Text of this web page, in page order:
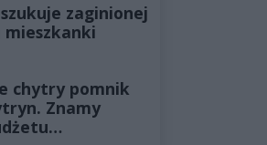
zaginionej
chytry pomnik
Znamy